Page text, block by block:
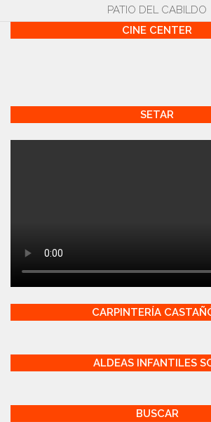
PATIO DEL CABILDO
CINE CENTER
SETAR
CARPINTERÍA
ALDEAS INFANTILES
BUSCAR